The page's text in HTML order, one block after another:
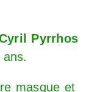
Pyrrhos
masque et